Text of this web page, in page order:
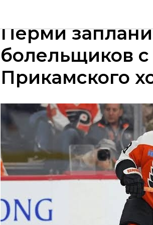
14 июня на
Перми
болельщиков
Прикамского